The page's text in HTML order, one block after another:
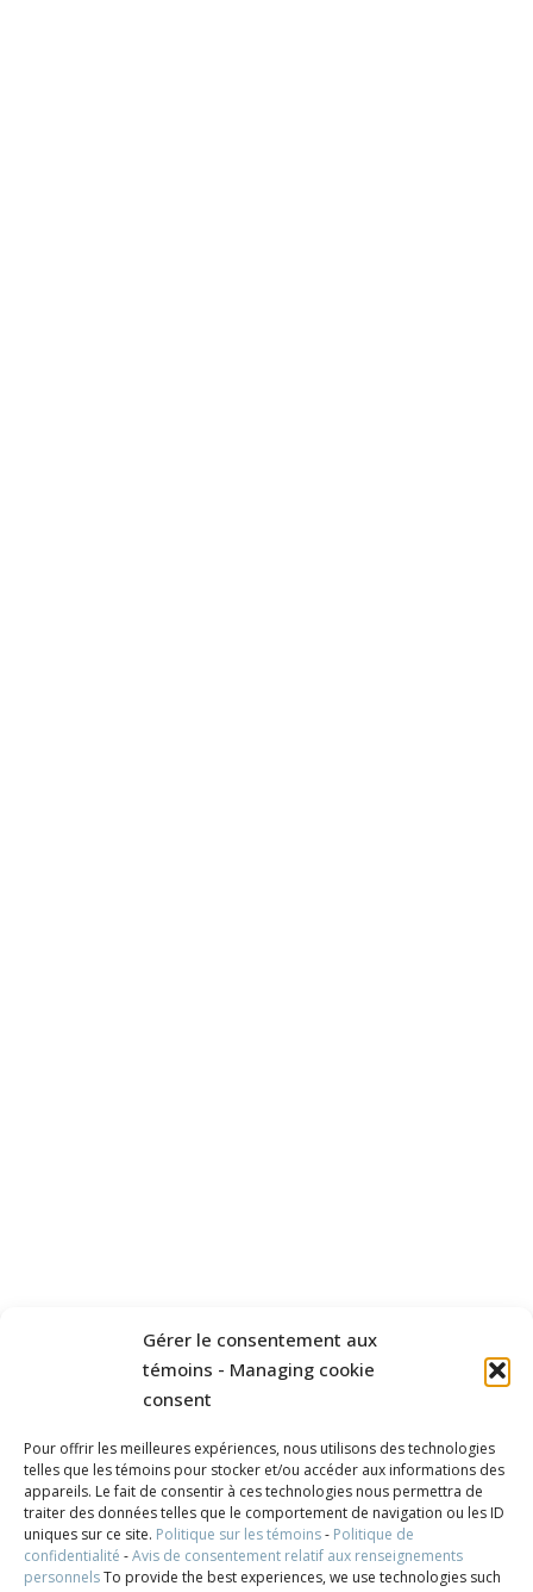
Gérer le consentement aux
témoins - Managing cookie
consent
Pour offrir les meilleures expériences, nous utilisons des technologies
telles que les témoins pour stocker et/ou accéder aux informations des
appareils. Le fait de consentir à ces technologies nous permettra de
traiter des données telles que le comportement de navigation ou les ID
uniques sur ce site. Politique sur les témoins- Politique de
confidentialité -Avis de consentement relatif aux renseignements
personnelsTo provide the best experiences, we use technologies such